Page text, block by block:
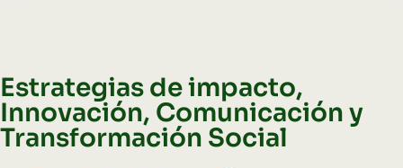
Estrategias de impacto,
Innovación, Comunicación y
Transformación Social